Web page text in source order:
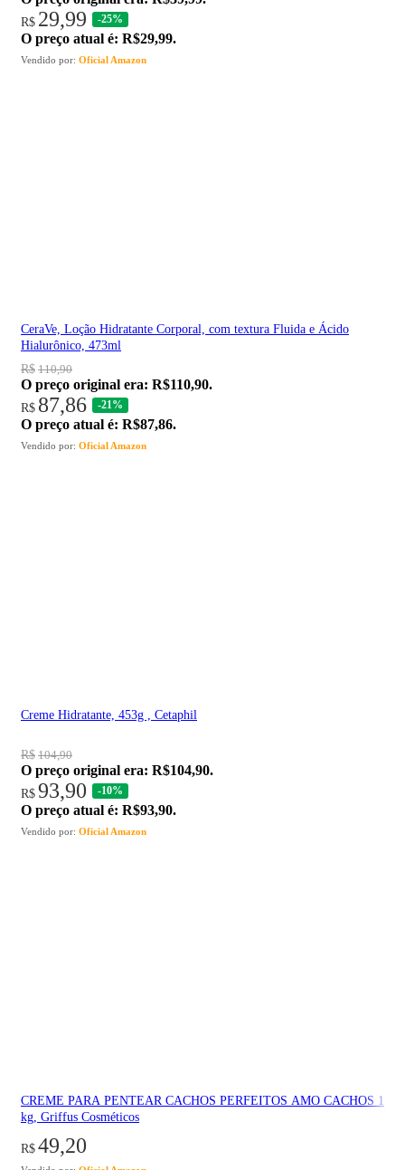
R$ 29,99 -25%
O preço atual é: R$29,99.
Vendido por: Oficial Amazon
CeraVe, Loção Hidratante Corporal, com textura Fluida e Ácido
Hialurônico, 473ml
R$ 110,90
O preço original era: R$110,90.
R$ 87,86 -21%
O preço atual é: R$87,86.
Vendido por: Oficial Amazon
Creme Hidratante, 453g , Cetaphil
R$ 104,90
O preço original era: R$104,90.
R$ 93,90 -10%
O preço atual é: R$93,90.
Vendido por: Oficial Amazon
CREME PARA PENTEAR CACHOS PERFEITOS AMO CACHOS 1
kg, Griffus Cosméticos
R$ 49,20